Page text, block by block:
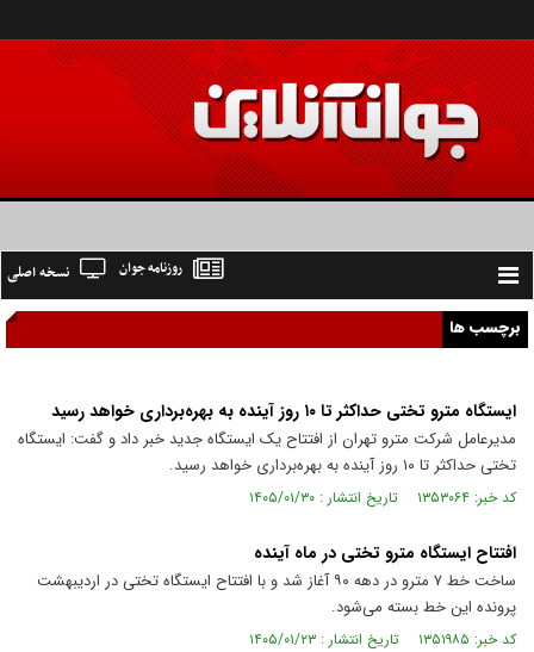
Toggle
navigation
نسخه اصلی روزنامه جوان
برچسب ها
ایستگاه مترو تختی حداکثر تا ۱۰ روز آینده به بهره‌برداری خواهد رسید
مدیرعامل شرکت مترو تهران از افتتاح یک ایستگاه جدید خبر داد و گفت: ایستگاه
تختی حداکثر تا ۱۰ روز آینده به بهره‌برداری خواهد رسید.
کد خبر: ۱۳۵۳۰۶۴ تاریخ انتشار : ۱۴۰۵/۰۱/۳۰
افتتاح ایستگاه مترو تختی در ماه آینده
ساخت خط ۷ مترو در دهه ۹۰ آغاز شد و با افتتاح ایستگاه تختی در اردیبهشت
پرونده این خط بسته می‌شود.
کد خبر: ۱۳۵۱۹۸۵ تاریخ انتشار : ۱۴۰۵/۰۱/۲۳